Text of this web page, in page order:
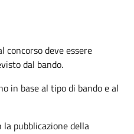
concorso deve essere
dal bando.
in base al tipo di bando e al
pubblicazione della